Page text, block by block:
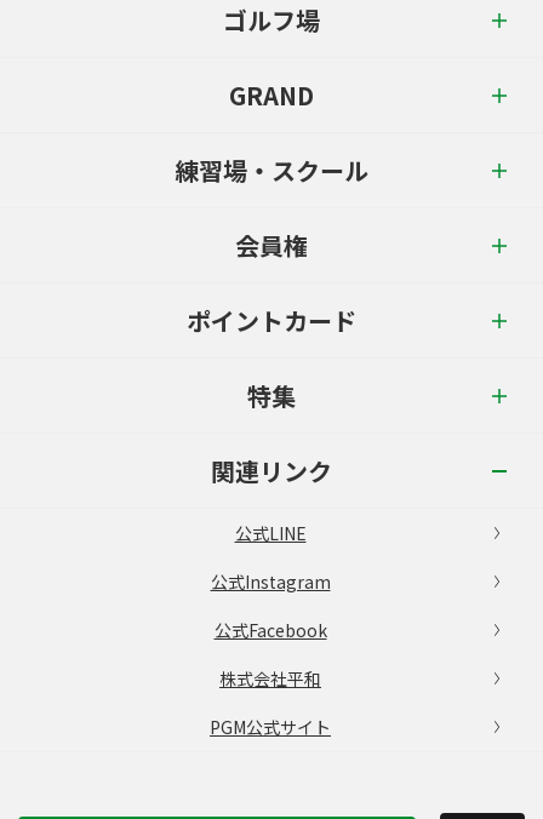
ゴルフ場
GRAND
練習場・スクール
会員権
ポイントカード
特集
関連リンク
公式LINE
公式Instagram
公式Facebook
株式会社平和
PGM公式サイト